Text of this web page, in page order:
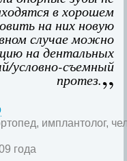
в хорошем
на них новую
случае можно
на дентальных
условно-съемный
протез.
имплантолог,
года